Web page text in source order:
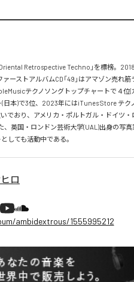
Retrospective Techno」を標榜。
ーストアルバムCD「49」はアマゾン売れ筋
テクノソングトップチャートで４位(
本)で3位、2023年にはiTunes Store テク
でおり、アメリカ・ポルトガル・ドイツ
英国・ロンドン芸術大学(UAL)出身の写
しても活動中である。
ロ
ambidextrous/1555995212